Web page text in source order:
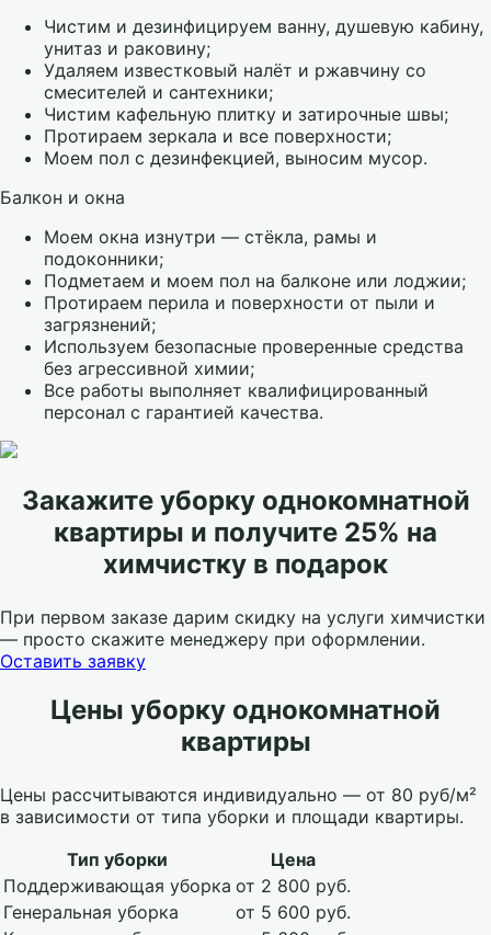
Чистим и дезинфицируем ванну, душевую кабину,
унитаз и раковину;
Удаляем известковый налёт и ржавчину со
смесителей и сантехники;
Чистим кафельную плитку и затирочные швы;
Протираем зеркала и все поверхности;
Моем пол с дезинфекцией, выносим мусор.
Балкон и окна
Моем окна изнутри — стёкла, рамы и
подоконники;
Подметаем и моем пол на балконе или лоджии;
Протираем перила и поверхности от пыли и
загрязнений;
Используем безопасные проверенные средства
без агрессивной химии;
Все работы выполняет квалифицированный
персонал с гарантией качества.
Закажите уборку однокомнатной
квартиры и получите 25% на
химчистку в подарок
При первом заказе дарим скидку на услуги химчистки
— просто скажите менеджеру при оформлении.
Оставить заявку
Цены уборку однокомнатной
квартиры
Цены рассчитываются индивидуально — от 80 руб/м²
в зависимости от типа уборки и площади квартиры.
Тип уборки
Цена
Поддерживающая уборка от 2 800 руб.
Генеральная уборка
от 5 600 руб.